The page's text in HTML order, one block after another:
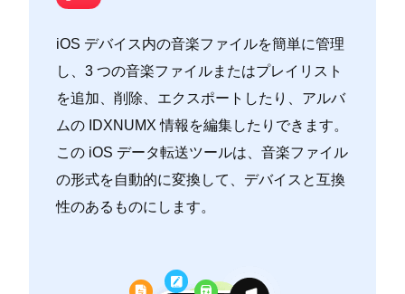
iOS デバイス内の音楽ファイルを簡単に管理
し、3 つの音楽ファイルまたはプレイリスト
を追加、削除、エクスポートしたり、アルバ
ムの IDXNUMX 情報を編集したりできます。
この iOS データ転送ツールは、音楽ファイル
の形式を自動的に変換して、デバイスと互換
性のあるものにします。